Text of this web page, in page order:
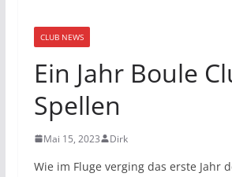
CLUB NEWS
Ein Jahr Boule
Spellen
Mai 15, 2023 Dirk
Wie im Fluge verging das erste Jahr